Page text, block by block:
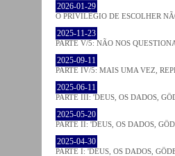
2026-01-29
O PRIVILÉGIO DE ESCOLHER
2025-11-23
PARTE V/5: NÃO NOS
2025-09-11
PARTE IV/5: MAIS UMA VEZ,
2025-06-11
PARTE III: 'DEUS, OS DADOS,
2025-05-20
PARTE II: 'DEUS, OS DADOS,
2025-04-30
PARTE I: 'DEUS, OS DADOS,